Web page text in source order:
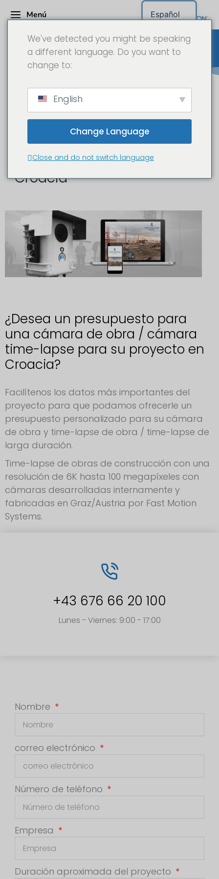
Menú
Cámara para obras Croacia
Time-lapse y
documentación de obras en
Croacia
¿Desea un presupuesto para
una cámara de obra / cámara
time-lapse para su proyecto en
Croacia?
Facilítenos los datos más importantes del
proyecto para que podamos ofrecerle un
presupuesto personalizado para su cámara
de obra y time-lapse de obra / time-lapse de
larga duración.
Time-lapse de obras de construcción con una
resolución de 6K hasta 100 megapíxeles con
cámaras desarrolladas internamente y
fabricadas en Graz/Austria por Fast Motion
Systems.
+43 676 66 20 100
Lunes - Viernes: 9:00 - 17:00
Nombre
correo electrónico
Número de teléfono
Empresa
Duración aproximada del proyecto
We've detected you might be speaking
a different language. Do you want to
change to:
English
Change Language
Close and do not switch language
Español